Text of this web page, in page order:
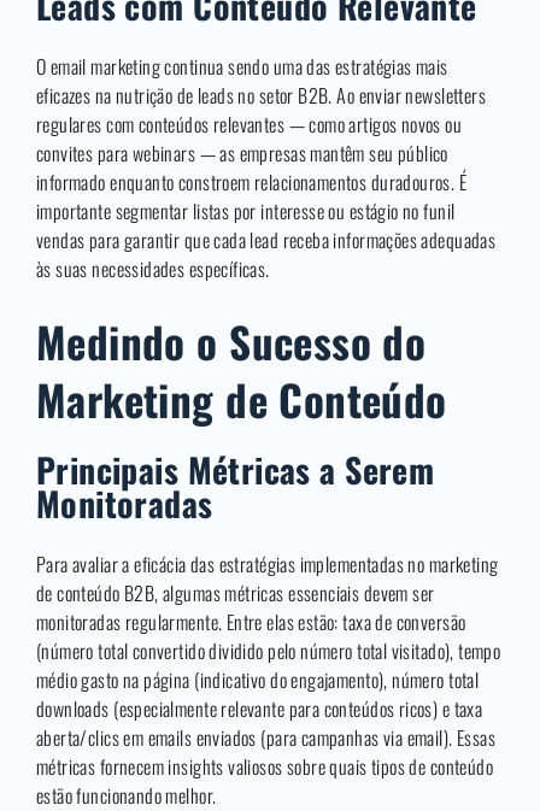
O email marketing continua sendo uma das estratégias mais
eficazes na nutrição de leads no setor B2B. Ao enviar newsletters
regulares com conteúdos relevantes — como artigos novos ou
convites para webinars — as empresas mantêm seu público
informado enquanto constroem relacionamentos duradouros. É
importante segmentar listas por interesse ou estágio no funil
vendas para garantir que cada lead receba informações adequadas
às suas necessidades específicas.
Medindo o Sucesso do
Marketing de Conteúdo
Principais Métricas a Serem
Monitoradas
Para avaliar a eficácia das estratégias implementadas no marketing
de conteúdo B2B, algumas métricas essenciais devem ser
monitoradas regularmente. Entre elas estão: taxa de conversão
(número total convertido dividido pelo número total visitado), tempo
médio gasto na página (indicativo do engajamento), número total
downloads (especialmente relevante para conteúdos ricos) e taxa
aberta/clics em emails enviados (para campanhas via email). Essas
métricas fornecem insights valiosos sobre quais tipos de conteúdo
estão funcionando melhor.